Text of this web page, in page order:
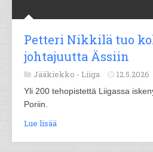
Petteri Nikkilä tuo
johtajuutta Ässiin
Jääkiekko - Liiga 12.5.2026
Yli 200 tehopistettä Liigassa
Poriin.
Lue lisää